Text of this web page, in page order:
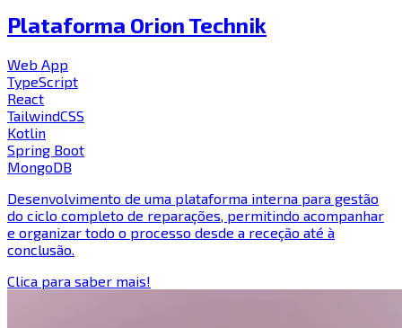
Plataforma Orion Technik
Web App
TypeScript
React
TailwindCSS
Kotlin
Spring Boot
MongoDB
Desenvolvimento de uma plataforma interna para gestão
do ciclo completo de reparações, permitindo acompanhar
e organizar todo o processo desde a receção até à
conclusão.
Clica para saber mais!